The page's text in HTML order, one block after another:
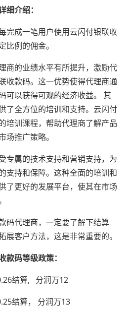
细介绍：
完成一笔用户使用云闪付银联收
比例的佣金。
商的业绩水平有所提升，激励代
收款码。这一优势使得代理商通
可以获得可观的经济收益。 其
了全方位的培训和支持。云闪付
培训课程，帮助代理商了解产品
场推广策略。
专属的技术支持和营销支持，为
支持和保障。这种全面的培训和
了更好的发展平台，使其在市场
码代理商，一定要了解下结算
展客户方法，这是非常重要的。
款码等级政策：
结算, 分润万12
结算， 分润万13